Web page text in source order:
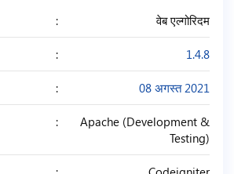
वेब एल्गोरिदम
1.4.8
08 अगस्त 2021
Apache (Development &
Testing)